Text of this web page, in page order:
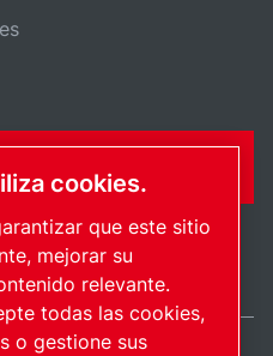
cookies.
que este sitio
mejorar su
relevante.
todas las cookies,
o gestione sus